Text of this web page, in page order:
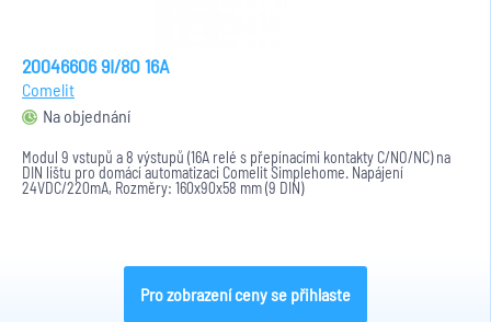
20046606 9I/8O 16A
Comelit
Na objednání
Modul 9 vstupů a 8 výstupů (16A relé s přepínacími kontakty C/NO/NC) na
DIN lištu pro domácí automatizaci Comelit Simplehome. Napájení
24VDC/220mA, Rozměry: 160x90x58 mm (9 DIN)
Pro zobrazení ceny se přihlaste